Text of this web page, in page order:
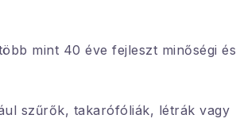
mint 40 éve fejleszt minőségi és
szűrők, takarófóliák, létrák vagy